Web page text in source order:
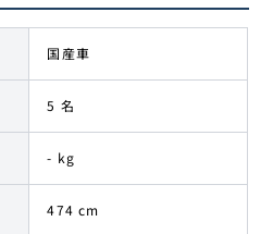
国産車
5 名
- kg
474 cm